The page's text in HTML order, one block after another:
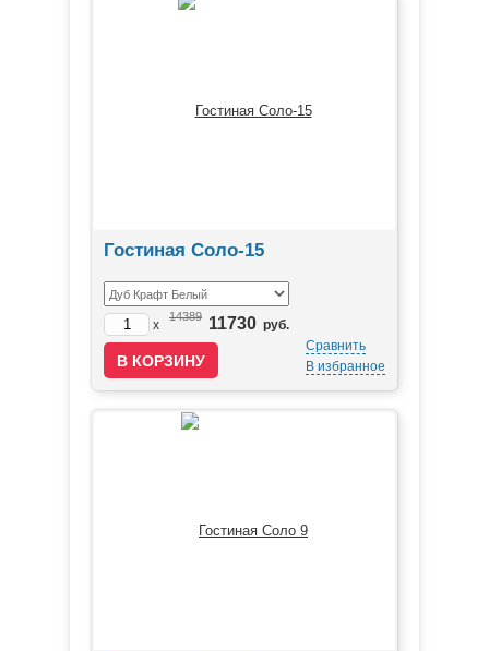
Гостиная Соло-15
x
14389 11730 руб.
Сравнить
В избранное